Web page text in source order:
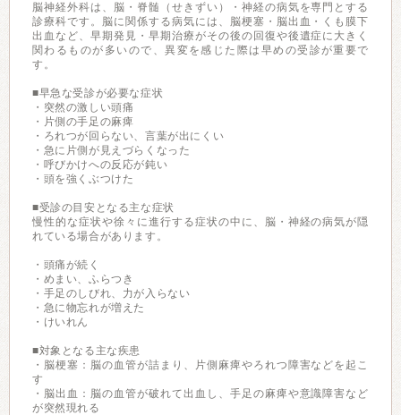
脳神経外科は、脳・脊髄（せきずい）・神経の病気を専門とする
診療科です。脳に関係する病気には、脳梗塞・脳出血・くも膜下
出血など、早期発見・早期治療がその後の回復や後遺症に大きく
関わるものが多いので、異変を感じた際は早めの受診が重要で
す。
■早急な受診が必要な症状
・突然の激しい頭痛
・片側の手足の麻痺
・ろれつが回らない、言葉が出にくい
・急に片側が見えづらくなった
・呼びかけへの反応が鈍い
・頭を強くぶつけた
■受診の目安となる主な症状
慢性的な症状や徐々に進行する症状の中に、脳・神経の病気が隠
れている場合があります。
・頭痛が続く
・めまい、ふらつき
・手足のしびれ、力が入らない
・急に物忘れが増えた
・けいれん
■対象となる主な疾患
・脳梗塞：脳の血管が詰まり、片側麻痺やろれつ障害などを起こ
す
・脳出血：脳の血管が破れて出血し、手足の麻痺や意識障害など
が突然現れる